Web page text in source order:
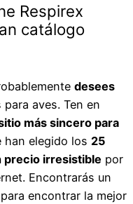
Respirex
catálogo
desees
aves. Ten en
más sincero para
han elegido los 25
precio irresistible por
Encontrarás un
encontrar la mejor